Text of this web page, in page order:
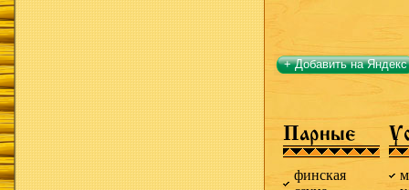
+ Добавить на Яндекс
Парные
финская